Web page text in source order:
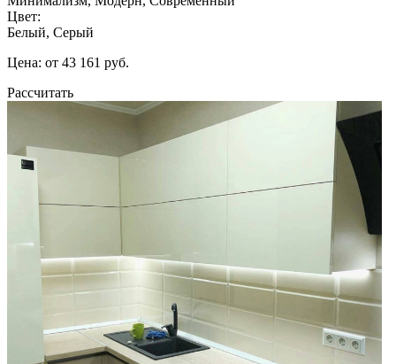
Цвет:
Белый, Серый
Цена: от 43 161 руб.
Рассчитать